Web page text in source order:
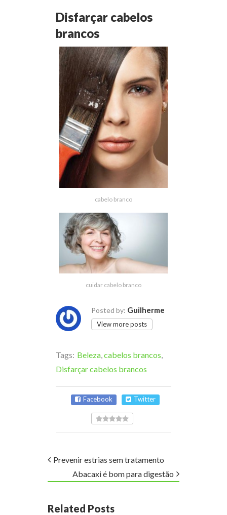
Disfarçar cabelos
brancos
cabelo branco
cuidar cabelo branco
Posted by: Guilherme
View more posts
Tags: Beleza cabelos brancos
Disfarçar cabelos brancos
Facebook Twitter
Prevenir estrias sem tratamento
Abacaxi é bom para digestão
Related Posts